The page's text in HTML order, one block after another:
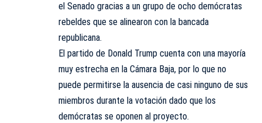
el Senado gracias a un grupo de ocho demócratas
rebeldes que se alinearon con la bancada
republicana.
El partido de Donald Trump cuenta con una mayoría
muy estrecha en la Cámara Baja, por lo que no
puede permitirse la ausencia de casi ninguno de sus
miembros durante la votación dado que los
demócratas se oponen al proyecto.